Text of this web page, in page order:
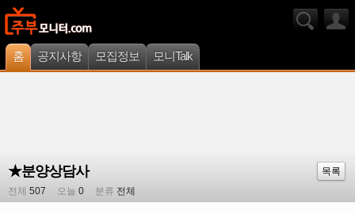
홈 공지사항 모집정보 모니Talk
★분양상담사
목록
전체 507 오늘 0 분류 전체